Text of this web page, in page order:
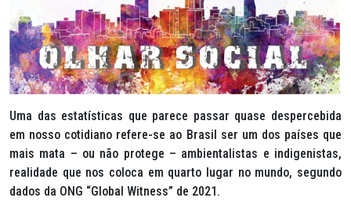
Uma das estatísticas que parece passar quase despercebida
em nosso cotidiano refere-se ao Brasil ser um dos países que
mais mata – ou não protege – ambientalistas e indigenistas,
realidade que nos coloca em quarto lugar no mundo, segundo
dados da ONG “Global Witness” de 2021.